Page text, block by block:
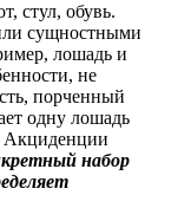
стул, обувь.
сущностными
лошадь и
не
порченный
одну лошадь
Акциденции
набор